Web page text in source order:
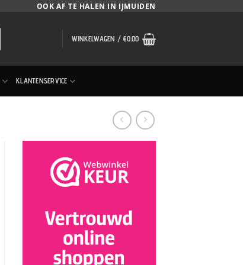
OOK AF TE HALEN IN IJMUIDEN
WINKELWAGEN /€0.00
KLANTENSERVICE